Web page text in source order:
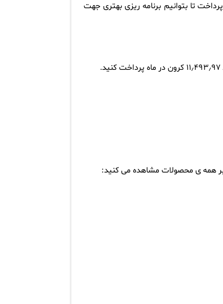
تا بتوانیم برنامه ریزی بهتری جهت
بر همه ی محصولات مشاهده می کنید: